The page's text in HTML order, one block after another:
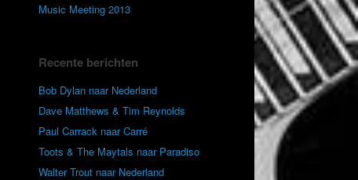
Music Meeting 2013
Recente berichten
Bob Dylan naar Nederland
Dave Matthews & Tim Reynolds
Paul Carrack naar Carré
Toots & The Maytals naar Paradiso
Walter Trout naar Nederland